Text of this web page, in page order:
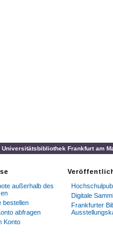
Universitätsbibliothek Frankfurt am
außerhalb des
bestellen
abfragen
Konto
Digitale
Frankfurter